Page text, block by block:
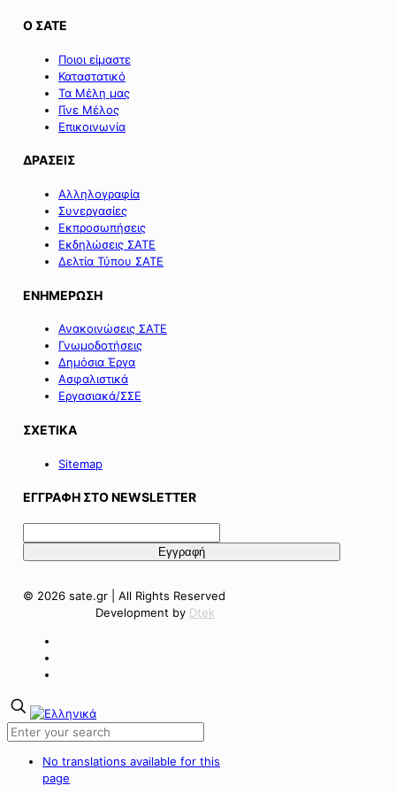
Ο ΣΑΤΕ
Ποιοι είμαστε
Καταστατικό
Τα Μέλη μας
Γίνε Μέλος
Επικοινωνία
ΔΡΑΣΕΙΣ
Αλληλογραφία
Συνεργασίες
Εκπροσωπήσεις
Εκδηλώσεις ΣΑΤΕ
Δελτία Τύπου ΣΑΤΕ
ΕΝΗΜΕΡΩΣΗ
Ανακοινώσεις ΣΑΤΕ
Γνωμοδοτήσεις
Δημόσια Έργα
Ασφαλιστικά
Εργασιακά/ΣΣΕ
ΣΧΕΤΙΚΑ
Sitemap
ΕΓΓΡΑΦΗ ΣΤΟ NEWSLETTER
© 2026 sate.gr | All Rights Reserved
Development by Dtek
No translations available for this
page